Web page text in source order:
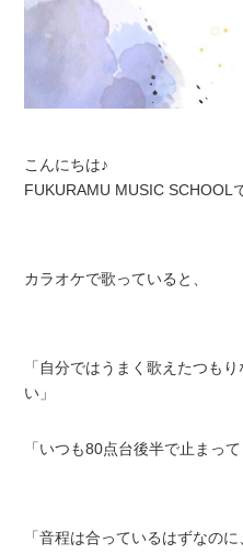
こんにちは♪
FUKURAMU MUSIC SCHOOL
カラオケで歌っていると、
「自分ではうまく歌えたつも
い」
「いつも80点台後半で止まって
「音程は合っているはずなの